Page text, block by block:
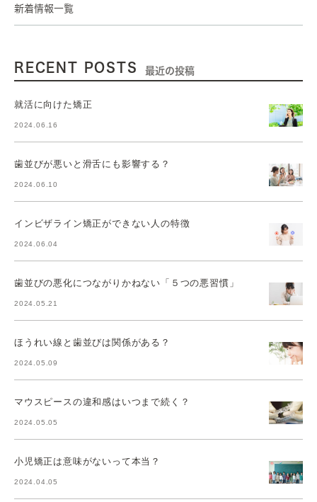
新着情報一覧
RECENT POSTS 最近の投稿
就活に向けた矯正
2024.06.16
歯並びが悪いと滑舌にも影響する？
2024.06.10
インビザライン矯正ができない人の特徴
2024.06.04
歯並びの悪化につながりかねない「５つの悪習慣」
2024.05.21
ほうれい線と歯並びは関係がある？
2024.05.09
マウスピースの違和感はいつまで続く？
2024.05.05
小児矯正は意味がないって本当？
2024.04.05